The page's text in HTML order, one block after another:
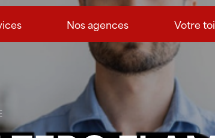
Nos agences Votre